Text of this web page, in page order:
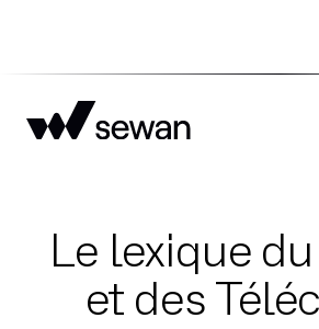
Le lexique
et des